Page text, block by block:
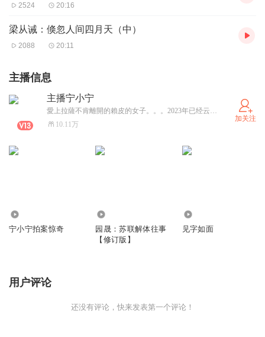
2524 20:16
梁从诫：倏忽人间四月天（中）
2088 20:11
主播信息
主播宁小宁
愛上拉薩不肯離開的賴皮的女子。。。2023年已经云南定居啦！爱折腾，爱自然，爱宅家，爱写字，爱画画，爱游泳，爱一切生命里的不可预知！ 喜欢我就关注我，加个ximi团呗！愿你生活如意噢。
10.11万
加关注
宁小宁拍案惊奇
园晟：苏联解体往事
【修订版】
见字如面
用户评论
还没有评论，快来发表第一个评论！